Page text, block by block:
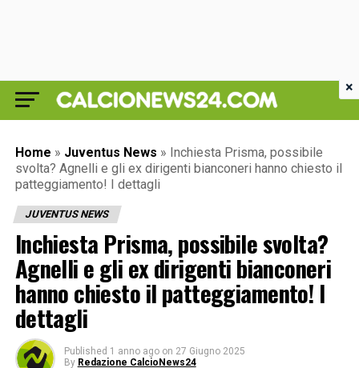
Home » Juventus News » Inchiesta Prisma, possibile
svolta? Agnelli e gli ex dirigenti bianconeri hanno chiesto il
patteggiamento! I dettagli
JUVENTUS NEWS
Inchiesta Prisma, possibile svolta?
Agnelli e gli ex dirigenti bianconeri
hanno chiesto il patteggiamento! I
dettagli
Published 1 anno ago on 27 Giugno 2025
By Redazione CalcioNews24
×